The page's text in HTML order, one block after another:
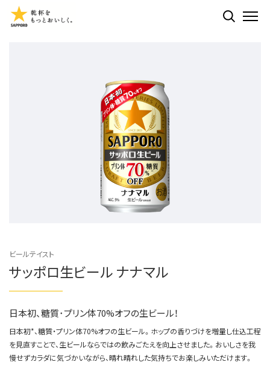
検索する
ビールテイスト
サッポロ生ビール ナナマル
日本初、糖質･プリン体70%オフの生ビール！
日本初*、糖質・プリン体70%オフの生ビール。ホップの香りづけを増量し仕込工程
を見直すことで、生ビールならではの飲みごたえを向上させました。おいしさを我
慢せずカラダに気づかいながら、晴れ晴れした気持ちでお楽しみいただけます。